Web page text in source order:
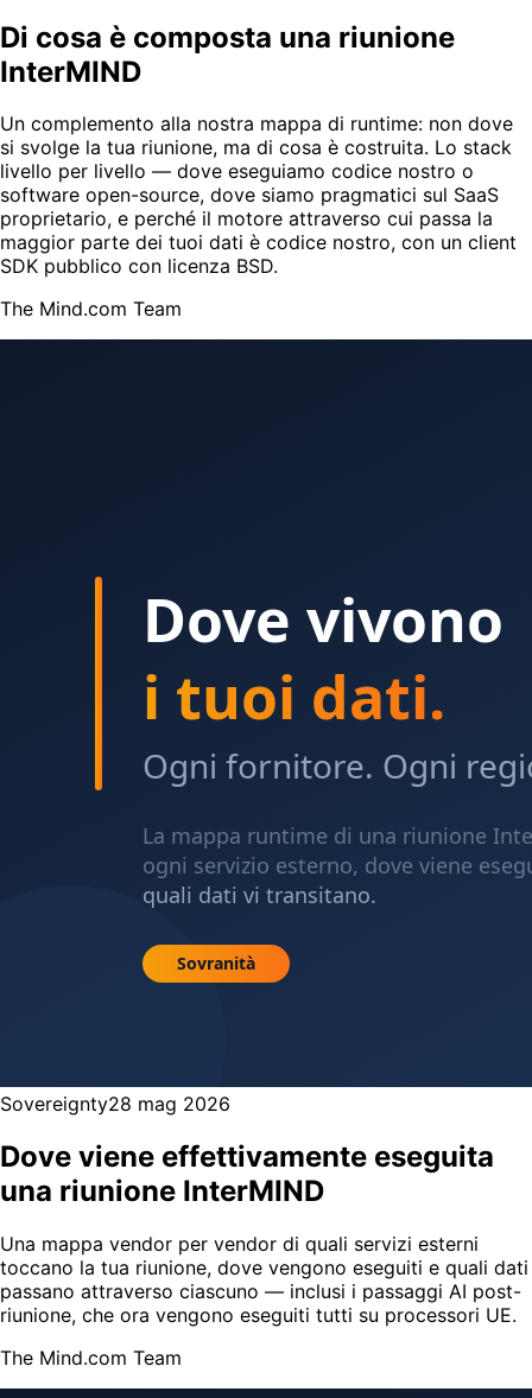
Di cosa è composta una riunione
InterMIND
Un complemento alla nostra mappa di runtime: non dove
si svolge la tua riunione, ma di cosa è costruita. Lo stack
livello per livello — dove eseguiamo codice nostro o
software open-source, dove siamo pragmatici sul SaaS
proprietario, e perché il motore attraverso cui passa la
maggior parte dei tuoi dati è codice nostro, con un client
SDK pubblico con licenza BSD.
The Mind.com Team
Sovereignty28 mag 2026
Dove viene effettivamente eseguita
una riunione InterMIND
Una mappa vendor per vendor di quali servizi esterni
toccano la tua riunione, dove vengono eseguiti e quali dati
passano attraverso ciascuno — inclusi i passaggi AI post-
riunione, che ora vengono eseguiti tutti su processori UE.
The Mind.com Team